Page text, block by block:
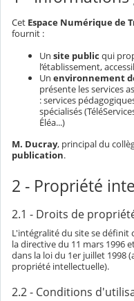
Cet Espace Numérique de
fournit :
Un site public qui
l’établissement,
Un environnement
présente les services
: services
spécialisés
Éléa...)
M. Ducray, principal du
publication.
2 - Propriété
2.1 - Droits de
L'intégralité du site se définit
la directive du 11 mars 1996
dans la loi du 1er juillet 1998
propriété intellectuelle).
2.2 - Conditions